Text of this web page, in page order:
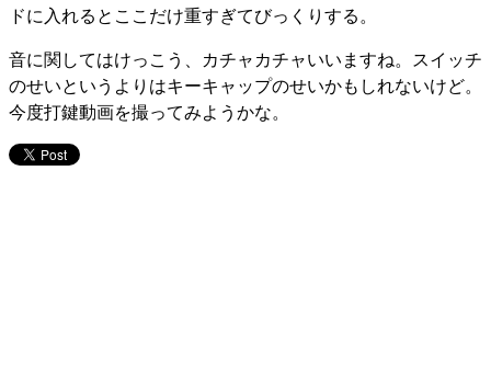
ドに入れるとここだけ重すぎてびっくりする。
音に関してはけっこう、カチャカチャいいますね。スイッチ
のせいというよりはキーキャップのせいかもしれないけど。
今度打鍵動画を撮ってみようかな。